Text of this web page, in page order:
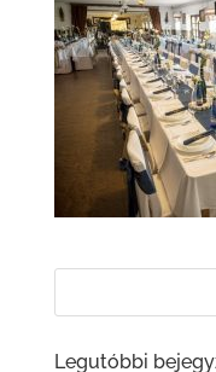
Legutóbbi